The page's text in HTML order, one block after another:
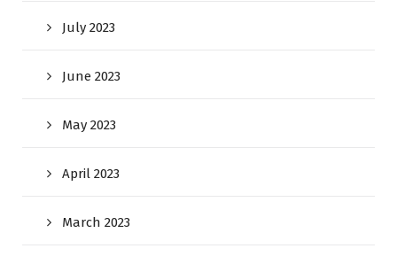
July 2023
June 2023
May 2023
April 2023
March 2023